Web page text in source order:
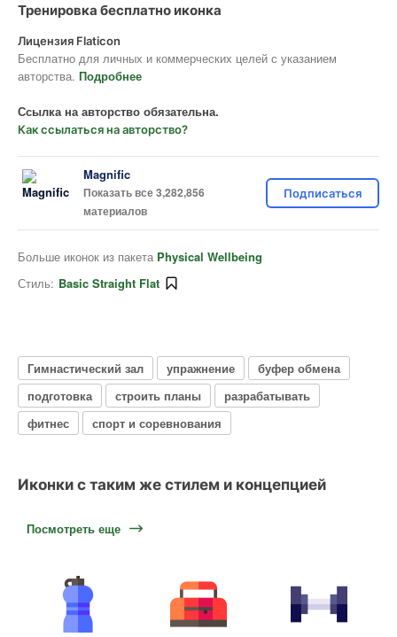
Тренировка бесплатно иконка
Лицензия Flaticon
Бесплатно для личных и коммерческих целей с указанием
авторства. Подробнее
Ссылка на авторство обязательна.
Как ссылаться на авторство?
Magnific
Показать все 3,282,856
материалов
Подписаться
Больше иконок из пакета Physical Wellbeing
Стиль: Basic Straight Flat
Гимнастический зал упражнение
буфер обмена
подготовка
строить планы
разрабатывать
фитнес
спорт и соревнования
Иконки с таким же стилем и концепцией
Посмотреть еще